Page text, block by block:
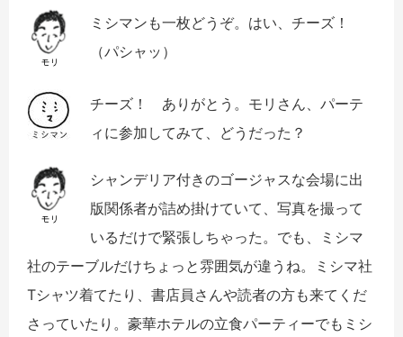
ミシマンも一枚どうぞ。はい、チーズ！
（パシャッ）
チーズ！ ありがとう。 モリさん、パーテ
ィに参加してみて、どうだった？
シャンデリア付きのゴージャスな会場に出
版関係者が詰め掛けていて、写真を撮って
いるだけで緊張しちゃった。でも、ミシマ
社のテーブルだけちょっと雰囲気が違うね。ミシマ社
Tシャツ着てたり、書店員さんや読者の方も来てくだ
さっていたり。豪華ホテルの立食パーティーでもミシ